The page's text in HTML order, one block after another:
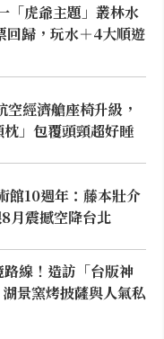
「虎爺主題」叢林水
回歸，玩水＋4大順遊
經濟艙座椅升級，
」包覆頭頸超好睡
館10週年：藤本壯介
月震撼空降台北
線！造訪「台版神
景窯烤披薩與人氣私